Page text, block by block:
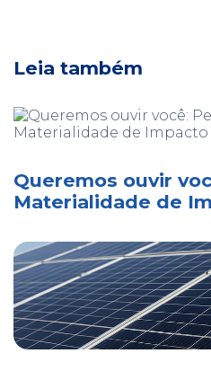
Leia também
Queremos ouvir
Materialidade de